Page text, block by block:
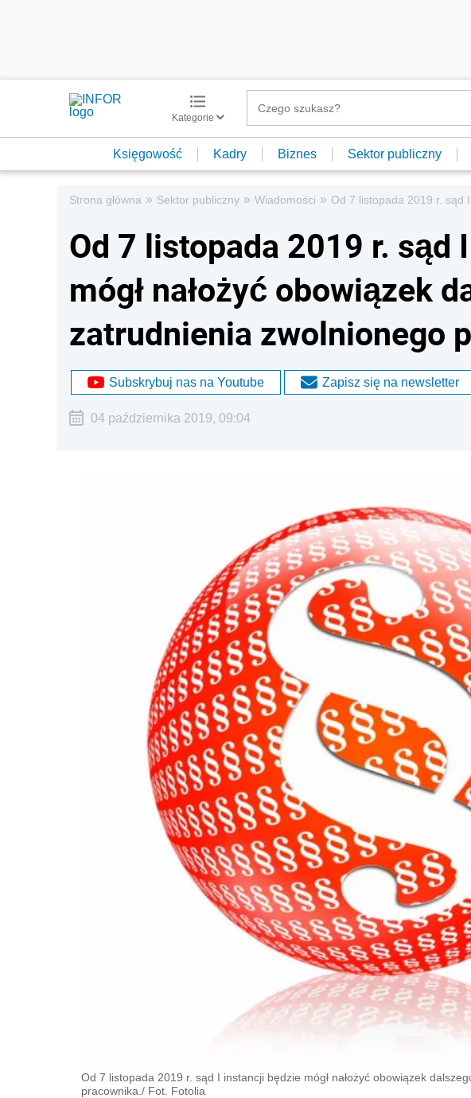
Kategorie
Księgowość Kadry Biznes Sektor publiczny
Strona główna » Sektor publiczny » Wiadomości » Od 7 listopada 2019 r. sąd
Od 7 listopada 2019 r. sąd
mógł nałożyć obowiązek
zatrudnienia zwolnionego
Subskrybuj nas na Youtube Zapisz się na newsletter
04 października 2019, 09:04
Od 7 listopada 2019 r. sąd I instancji będzie mógł nałożyć obowiązek
pracownika./ Fot. Fotolia